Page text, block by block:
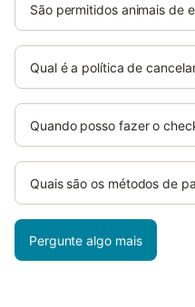
São permitidos animais de
Qual é a política de
Quando posso fazer o
Quais são os métodos de
Pergunte algo mais